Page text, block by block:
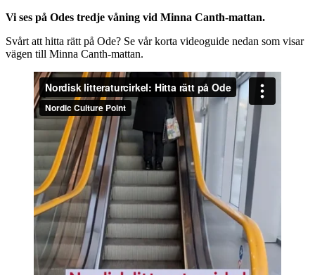
Vi ses på Odes tredje våning vid Minna Canth-mattan.
Svårt att hitta rätt på Ode? Se vår korta videoguide nedan som visar
vägen till Minna Canth-mattan.